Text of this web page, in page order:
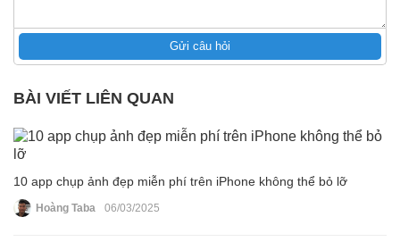
Gửi câu hỏi
BÀI VIẾT LIÊN QUAN
10 app chụp ảnh đẹp miễn phí trên iPhone không thể bỏ lỡ
Hoàng Taba 06/03/2025